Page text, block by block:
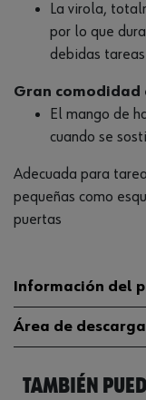
La virola,
por lo que
debidas
Gran comodidad
El mango de
cuando se
Adecuada para
pequeñas como
puertas
Información del
Longitud de las
Diámetro de anillo
Área de
Catálogo General
TAMBIÉN